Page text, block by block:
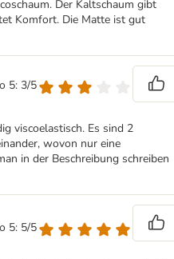
Der Kaltschaum gibt
Komfort. Die Matte ist gut
5: 3/5
viscoelastisch. Es sind 2
wovon nur eine
in der Beschreibung schreiben
5: 5/5